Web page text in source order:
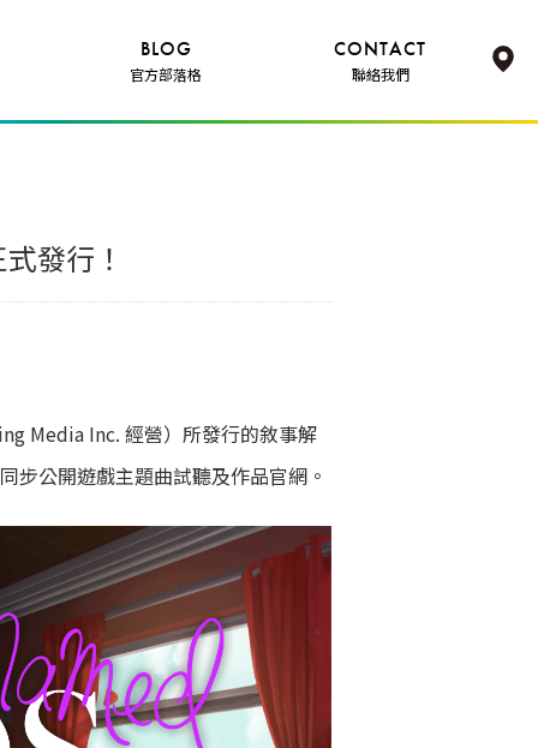
BLOG
官方部落格
CONTACT
聯絡我們
發行！
Media Inc. 經營）所發行的敘事解
步公開遊戲主題曲試聽及作品官網。